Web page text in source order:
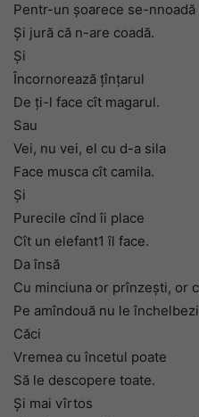
Pentr-un şoarece se-nnoadă
Şi jură că n-are coadă.
Şi
Încornorează ţînţarul
De ţi-l face cît magarul.
Sau
Vei, nu vei, el cu d-a sila
Face musca cît camila.
Şi
Purecile cînd îi place
Cît un elefant1 îl face.
Da însă
Cu minciuna or prînzeşti, or
Pe amîndouă nu le
Căci
Vremea cu încetul poate
Să le descopere toate.
Şi mai vîrtos